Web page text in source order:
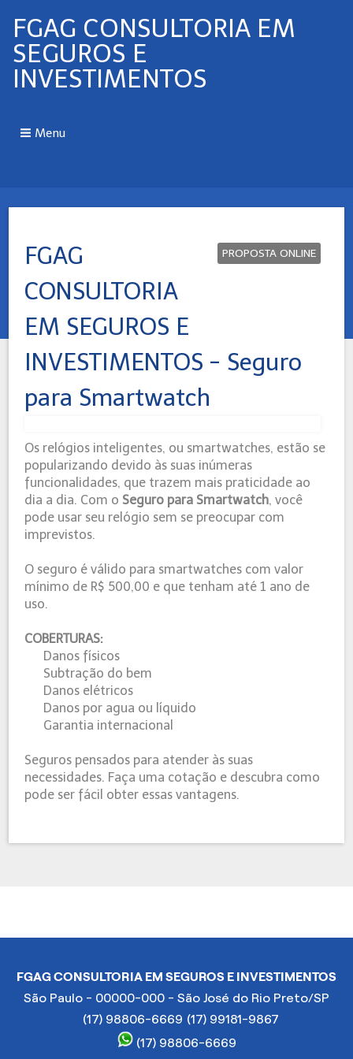
FGAG CONSULTORIA EM
SEGUROS E
INVESTIMENTOS
Menu
PROPOSTA ONLINE
FGAG
CONSULTORIA
EM SEGUROS E
INVESTIMENTOS - Seguro
para Smartwatch
Os relógios inteligentes, ou smartwatches, estão se
popularizando devido às suas inúmeras
funcionalidades, que trazem mais praticidade ao
dia a dia. Com o Seguro para Smartwatch, você
pode usar seu relógio sem se preocupar com
imprevistos.
O seguro é válido para smartwatches com valor
mínimo de R$ 500,00 e que tenham até 1 ano de
uso.
COBERTURAS:
Danos físicos
Subtração do bem
Danos elétricos
Danos por agua ou líquido
Garantia internacional
Seguros pensados para atender às suas
necessidades. Faça uma cotação e descubra como
pode ser fácil obter essas vantagens.
FGAG CONSULTORIA EM SEGUROS E INVESTIMENTOS
São Paulo - 00000-000 - São José do Rio Preto/SP
(17) 98806-6669 (17) 99181-9867
(17) 98806-6669